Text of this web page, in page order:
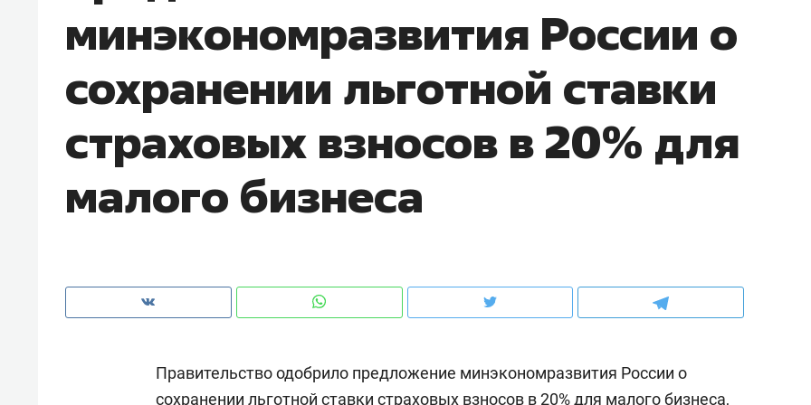
минэкономразвития России о
сохранении льготной ставки
страховых взносов в 20% для
малого бизнеса
Правительство одобрило предложение минэкономразвития России о
сохранении льготной ставки страховых взносов в 20% для малого бизнеса,
чем интересен Оман?
о трехкратном росте цен, дотошных
клиентах и чудных запросах мастеров
налогах и развитии без
создают оазис жилого
комфорта под Казанью
ID вместо ключа: какой будет
безопасность в ЖК «Нова»
природе, работа
с ментальным и